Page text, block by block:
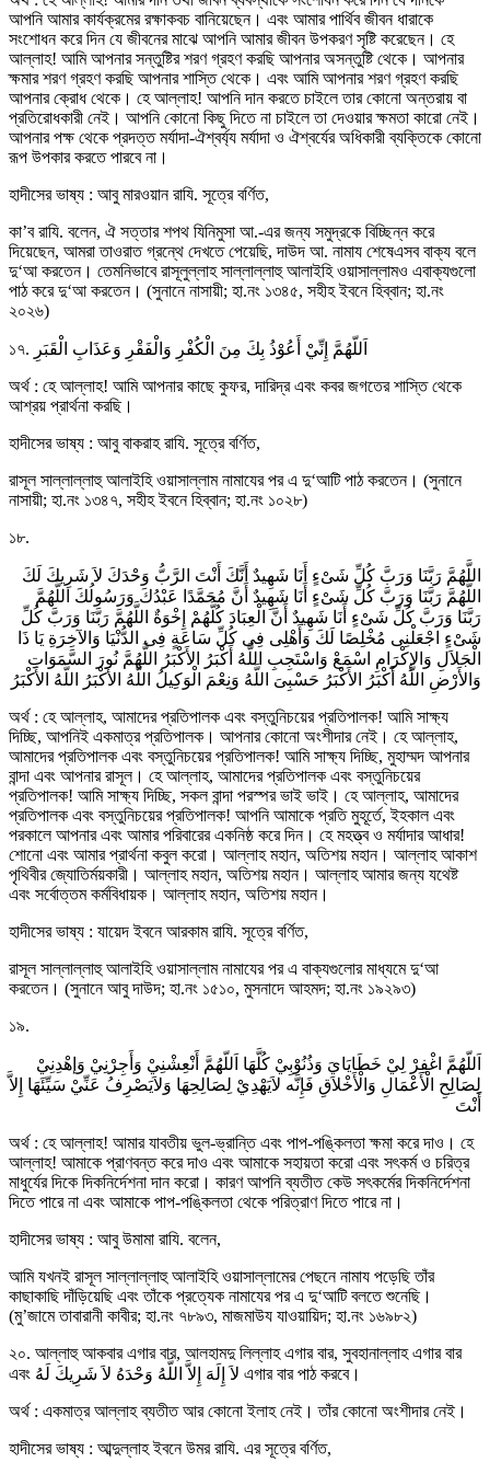
আপনি আমার কার্যক্রমের রক্ষাকবচ বানিয়েছেন। এবং আমার পার্থিব জীবন ধারাকে
সংশোধন করে দিন যে জীবনের মাঝে আপনি আমার জীবন উপকরণ সৃষ্টি করেছেন। হে
আল্লাহ! আমি আপনার সন্তুষ্টির শরণ গ্রহণ করছি আপনার অসন্তুষ্টি থেকে। আপনার
ক্ষমার শরণ গ্রহণ করছি আপনার শাস্তি থেকে। এবং আমি আপনার শরণ গ্রহণ করছি
আপনার ক্রোধ থেকে। হে আল্লাহ! আপনি দান করতে চাইলে তার কোনো অন্তরায় বা
প্রতিরোধকারী নেই। আপনি কোনো কিছু দিতে না চাইলে তা দেওয়ার ক্ষমতা কারো নেই।
আপনার পক্ষ থেকে প্রদত্ত মর্যাদা-ঐশ্বর্য্য মর্যাদা ও ঐশ্বর্যের অধিকারী ব্যক্তিকে কোনো
রূপ উপকার করতে পারবে না।
হাদীসের ভাষ্য : আবু মারওয়ান রাযি. সূত্রে বর্ণিত,
কা’ব রাযি. বলেন, ঐ সত্তার শপথ যিনিমুসা আ.-এর জন্য সমুদ্রকে বিচ্ছিন্ন করে
দিয়েছেন, আমরা তাওরাত গ্রন্থে দেখতে পেয়েছি, দাউদ আ. নামায শেষেএসব বাক্য বলে
দু‘আ করতেন। তেমনিভাবে রাসূলুল্লাহ সাল্লাল্লাহু আলাইহি ওয়াসাল্লামও এবাক্যগুলো
পাঠ করে দু‘আ করতেন। (সুনানে নাসায়ী; হা.নং ১৩৪৫, সহীহ ইবনে হিব্বান; হা.নং
২০২৬)
১৭. اَللّهُمَّ إِنِّيْ أَعُوْذُ بِكَ مِنَ الْكُفْرِ وَالْفَقْرِ وَعَذَابِ الْقَبَرِ
অর্থ : হে আল্লাহ! আমি আপনার কাছে কুফর, দারিদ্র এবং কবর জগতের শাস্তি থেকে
আশ্রয় প্রার্থনা করছি।
হাদীসের ভাষ্য : আবু বাকরাহ রাযি. সূত্রে বর্ণিত,
রাসূল সাল্লাল্লাহু আলাইহি ওয়াসাল্লাম নামাযের পর এ দু‘আটি পাঠ করতেন। (সুনানে
নাসায়ী; হা.নং ১৩৪৭, সহীহ ইবনে হিব্বান; হা.নং ১০২৮)
১৮.
اللَّهُمَّ رَبَّنَا وَرَبَّ كُلِّ شَىْءٍ أَنَا شَهِيدٌ أَنَّكَ أَنْتَ الرَّبُّ وَحْدَكَ لاَ شَرِيكَ لَكَ
اللَّهُمَّ رَبَّنَا وَرَبَّ كُلِّ شَىْءٍ أَنَا شَهِيدٌ أَنَّ مُحَمَّدًا عَبْدُكَ وَرَسُولُكَ اللَّهُمَّ
رَبَّنَا وَرَبَّ كُلِّ شَىْءٍ أَنَا شَهِيدٌ أَنَّ الْعِبَادَ كُلَّهُمْ إِخْوَةٌ اللَّهُمَّ رَبَّنَا وَرَبَّ كُلِّ
شَىْءٍ اجْعَلْنِى مُخْلِصًا لَكَ وَأَهْلِى فِى كُلِّ سَاعَةٍ فِى الدُّنْيَا وَالآخِرَةِ يَا ذَا
الْجَلاَلِ وَالإِكْرَامِ اسْمَعْ وَاسْتَجِبِ اللَّهُ أَكْبَرُ الأَكْبَرُ اللَّهُمَّ نُورَ السَّمَوَاتِ
وَالأَرْضِ اللَّهُ أَكْبَرُ الأَكْبَرُ حَسْبِىَ اللَّهُ وَنِعْمَ الْوَكِيلُ اللَّهُ الأَكْبَرُ اللَّهُ الأَكْبَرُ
অর্থ : হে আল্লাহ, আমাদের প্রতিপালক এবং বস্তুনিচয়ের প্রতিপালক! আমি সাক্ষ্য
দিচ্ছি, আপনিই একমাত্র প্রতিপালক। আপনার কোনো অংশীদার নেই। হে আল্লাহ,
আমাদের প্রতিপালক এবং বস্তুনিচয়ের প্রতিপালক! আমি সাক্ষ্য দিচ্ছি, মুহাম্মদ আপনার
বান্দা এবং আপনার রাসূল। হে আল্লাহ, আমাদের প্রতিপালক এবং বস্তুনিচয়ের
প্রতিপালক! আমি সাক্ষ্য দিচ্ছি, সকল বান্দা পরস্পর ভাই ভাই। হে আল্লাহ, আমাদের
প্রতিপালক এবং বস্তুনিচয়ের প্রতিপালক! আপনি আমাকে প্রতি মুহূর্তে, ইহকাল এবং
পরকালে আপনার এবং আমার পরিবারের একনিষ্ঠ করে দিন। হে মহত্ত্ব ও মর্যাদার আধার!
শোনো এবং আমার প্রার্থনা কবুল করো। আল্লাহ মহান, অতিশয় মহান। আল্লাহ আকাশ
পৃথিবীর জ্যোতির্ময়কারী। আল্লাহ মহান, অতিশয় মহান। আল্লাহ আমার জন্য যথেষ্ট
এবং সর্বোত্তম কর্মবিধায়ক। আল্লাহ মহান, অতিশয় মহান।
হাদীসের ভাষ্য : যায়েদ ইবনে আরকাম রাযি. সূত্রে বর্ণিত,
রাসূল সাল্লাল্লাহু আলাইহি ওয়াসাল্লাম নামাযের পর এ বাক্যগুলোর মাধ্যমে দু‘আ
করতেন। (সুনানে আবু দাউদ; হা.নং ১৫১০, মুসনাদে আহমদ; হা.নং ১৯২৯৩)
১৯.
اَللّهُمَّ اغْفِرْ لِيْ خَطَايَايَ وَذُنُوْبِيْ كُلَّهَا اَللّهُمَّ أَنْعِشْنِيْ وَأَجِرْنِيْ وَإهْدِنِيْ
لِصَالِحِ الْأَعْمَالِ وَالْأَخْلاَقِ فَإِنَّه لاَيَهْدِيْ لِصَالِحِهَا وَلاَيَصْرِفُ عَنِّيْ سَيِّئَهَا إِلاَّ
أَنْتَ
অর্থ : হে আল্লাহ! আমার যাবতীয় ভুল-ভ্রান্তি এবং পাপ-পঙ্কিলতা ক্ষমা করে দাও। হে
আল্লাহ! আমাকে প্রাণবন্ত করে দাও এবং আমাকে সহায়তা করো এবং সৎকর্ম ও চরিত্র
মাধুর্যের দিকে দিকনির্দেশনা দান করো। কারণ আপনি ব্যতীত কেউ সৎকর্মের দিকনির্দেশনা
দিতে পারে না এবং আমাকে পাপ-পঙ্কিলতা থেকে পরিত্রাণ দিতে পারে না।
হাদীসের ভাষ্য : আবু উমামা রাযি. বলেন,
আমি যখনই রাসূল সাল্লাল্লাহু আলাইহি ওয়াসাল্লামের পেছনে নামায পড়েছি তাঁর
কাছাকাছি দাঁড়িয়েছি এবং তাঁকে প্রত্যেক নামাযের পর এ দু‘আটি বলতে শুনেছি।
(মু’জামে তাবারানী কাবীর; হা.নং ৭৮৯৩, মাজমাউয যাওয়ায়িদ; হা.নং ১৬৯৮২)
২০. আল্লাহু আকবার এগার বার, আলহামদু লিল্লাহ এগার বার, সুবহানাল্লাহ এগার বার
এবং لاَ إِلَهَ إِلاَّ اللَّهُ وَحْدَهُ لاَ شَرِيكَ لَهُ এগার বার পাঠ করবে।
অর্থ : একমাত্র আল্লাহ ব্যতীত আর কোনো ইলাহ নেই। তাঁর কোনো অংশীদার নেই।
হাদীসের ভাষ্য : আব্দুল্লাহ ইবনে উমর রাযি. এর সূত্রে বর্ণিত,